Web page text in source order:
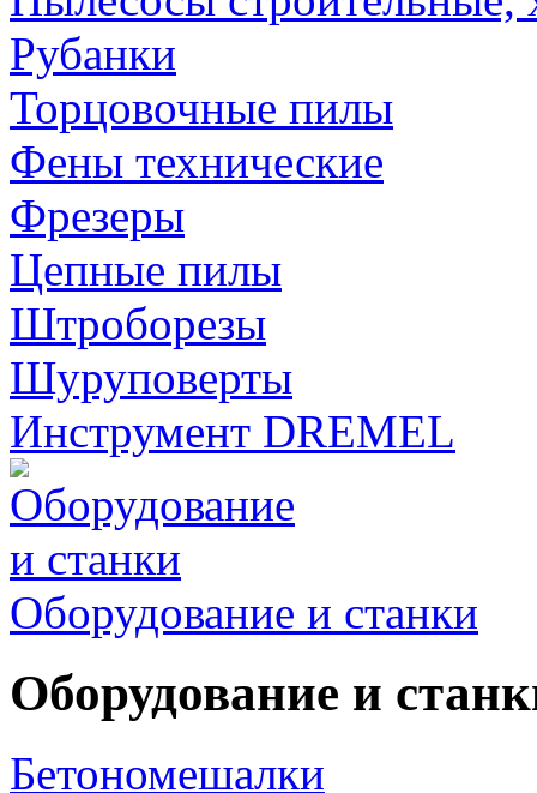
Рубанки
Торцовочные пилы
Фены технические
Фрезеры
Цепные пилы
Штроборезы
Шуруповерты
Инструмент DREMEL
Оборудование и станки
Оборудование и
Бетономешалки